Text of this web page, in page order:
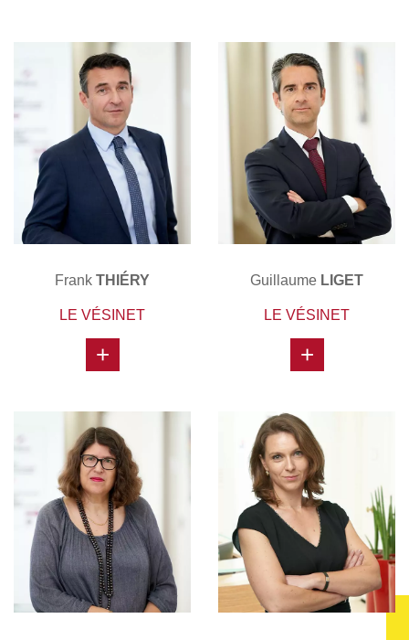
Frank THIÉRY
LE VÉSINET
+
Guillaume LIGET
LE VÉSINET
+